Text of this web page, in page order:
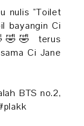
nulis "Toilet
bayangin Ci
terus
Ci Jane
BTS no.2,